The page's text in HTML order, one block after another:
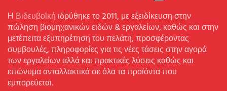
Η Βιδευβοϊκή ιδρύθηκε το 2011, με εξειδίκευση στην
πώληση βιομηχανικών ειδών & εργαλείων, καθώς και στην
μετέπειτα εξυπηρέτηση του πελάτη, προσφέροντας
συμβουλές, πληροφορίες για τις νέες τάσεις στην αγορά
των εργαλείων αλλά και πρακτικές λύσεις καθώς και
επώνυμα ανταλλακτικά σε όλα τα προϊόντα που
εμπορεύεται.